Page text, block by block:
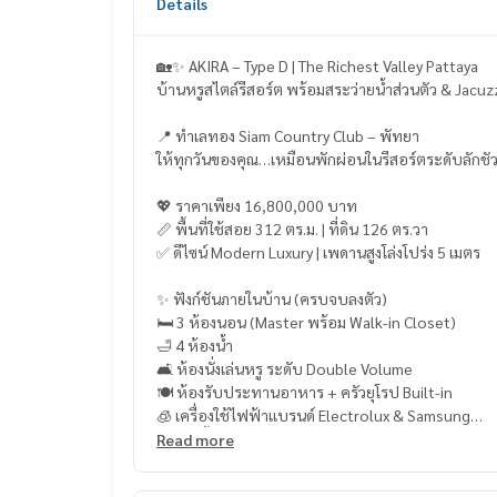
🏡✨ AKIRA – Type D | The Richest Valley Pattaya
บ้านหรูสไตล์รีสอร์ต พร้อมสระว่ายน้ำส่วนตัว &
📍 ทำเลทอง Siam Country Club – พัทยา
ให้ทุกวันของคุณ…เหมือนพักผ่อนในรีสอร์ตระดับลักชั
💖 ราคาเพียง 16,800,000 บาท
📏 พื้นที่ใช้สอย 312 ตร.ม. | ที่ดิน 126 ตร.วา
✅ ดีไซน์ Modern Luxury | เพดานสูงโล่งโปร่ง 5 เมตร
✨ ฟังก์ชันภายในบ้าน (ครบจบลงตัว)
🛏 3 ห้องนอน (Master พร้อม Walk-in Closet)
🛁 4 ห้องน้ำ
🛋 ห้องนั่งเล่นหรู ระดับ Double Volume
🍽 ห้องรับประทานอาหาร + ครัวยุโรป Built-in
🧊 เครื่องใช้ไฟฟ้าแบรนด์ Electrolux & Samsung
❄️ แอร์ทั้งหลัง + ผ้าม่าน Premium
Read more